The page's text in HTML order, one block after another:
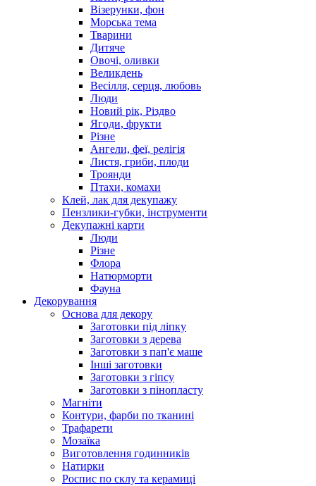
Візерунки, фон
Морська тема
Тварини
Дитяче
Овочі, оливки
Великдень
Весілля, серця, любовь
Люди
Новий рік, Різдво
Ягоди, фрукти
Різне
Ангели, феї, релігія
Листя, гриби, плоди
Троянди
Птахи, комахи
Клей, лак для декупажу
Пензлики-губки, інструменти
Декупажні карти
Люди
Різне
Флора
Натюрморти
Фауна
Декорування
Основа для декору
Заготовки під ліпку
Заготовки з дерева
Заготовки з пап'є маше
Інші заготовки
Заготовки з гіпсу
Заготовки з пінопласту
Магніти
Контури, фарби по тканині
Трафарети
Мозаїка
Виготовлення годинників
Натирки
Роспис по склу та керамиці